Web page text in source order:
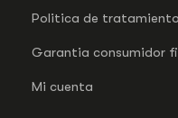
Politica de
Garantia consumidor
Mi cuenta